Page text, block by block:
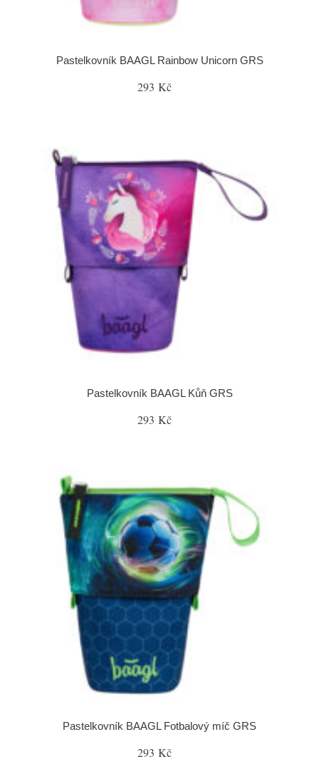
Pastelkovník BAAGL Rainbow Unicorn GRS
293 Kč
Pastelkovník BAAGL Kůň GRS
293 Kč
Pastelkovník BAAGL Fotbalový míč GRS
293 Kč